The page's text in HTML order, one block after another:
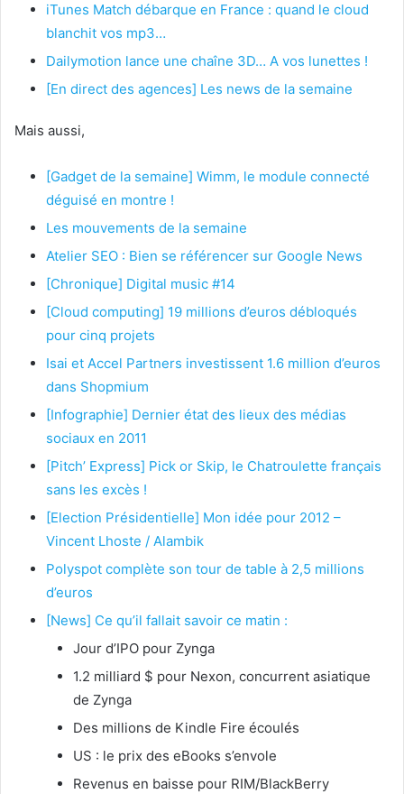
iTunes Match débarque en France : quand le cloud
blanchit vos mp3…
Dailymotion lance une chaîne 3D… A vos lunettes !
[En direct des agences] Les news de la semaine
Mais aussi,
[Gadget de la semaine] Wimm, le module connecté
déguisé en montre !
Les mouvements de la semaine
Atelier SEO : Bien se référencer sur Google News
[Chronique] Digital music #14
[Cloud computing] 19 millions d’euros débloqués
pour cinq projets
Isai et Accel Partners investissent 1.6 million d’euros
dans Shopmium
[Infographie] Dernier état des lieux des médias
sociaux en 2011
[Pitch’ Express] Pick or Skip, le Chatroulette français
sans les excès !
[Election Présidentielle] Mon idée pour 2012 –
Vincent Lhoste / Alambik
Polyspot complète son tour de table à 2,5 millions
d’euros
[News] Ce qu’il fallait savoir ce matin :
Jour d’IPO pour Zynga
1.2 milliard $ pour Nexon, concurrent asiatique
de Zynga
Des millions de Kindle Fire écoulés
US : le prix des eBooks s’envole
Revenus en baisse pour RIM/BlackBerry